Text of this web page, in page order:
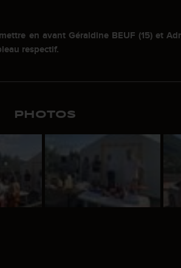
en avant Géraldine BEUF (15) et
respectif.
PHOTOS